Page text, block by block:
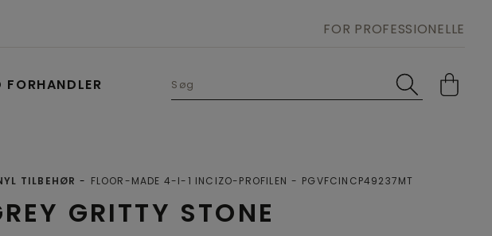
FORHANDLER
FOR PROFESSIONELLE
GRITTY STONE
TILBEHØR FLOOR-MADE 4-I-1 INCIZO-PROFILEN PGVFCINCP49237MT